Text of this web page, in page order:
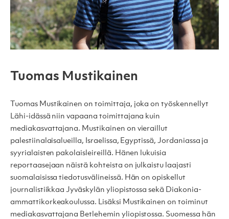
Tuomas Mustikainen
Tuomas Mustikainen on toimittaja, joka on työskennellyt
Lähi-idässä niin vapaana toimittajana kuin
mediakasvattajana. Mustikainen on vieraillut
palestiinalaisalueilla, Israelissa, Egyptissä, Jordaniassa ja
syyrialaisten pakolaisleireillä. Hänen lukuisia
reportaasejaan näistä kohteista on julkaistu laajasti
suomalaisissa tiedotusvälineissä. Hän on opiskellut
journalistiikkaa Jyväskylän yliopistossa sekä Diakonia-
ammattikorkeakoulussa. Lisäksi Mustikainen on toiminut
mediakasvattajana Betlehemin yliopistossa. Suomessa hän